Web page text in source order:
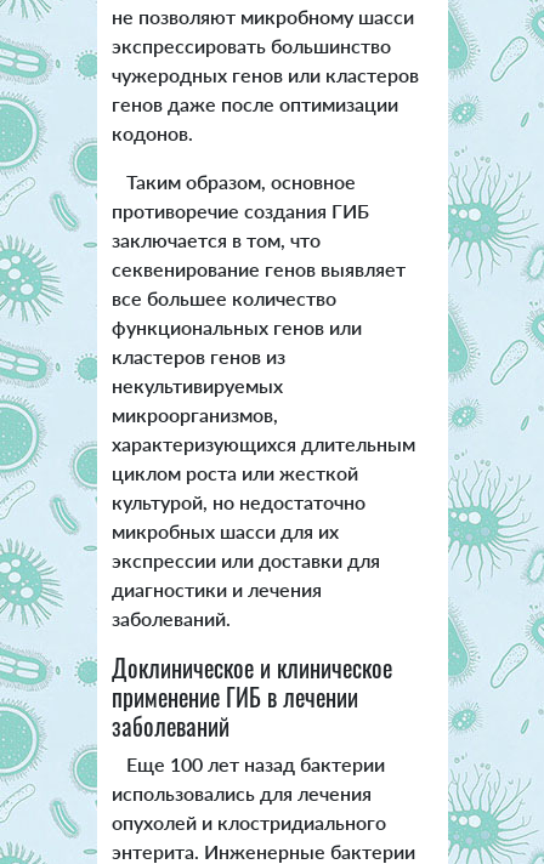
не позволяют микробному шасси
экспрессировать большинство
чужеродных генов или кластеров
генов даже после оптимизации
кодонов.
Таким образом, основное
противоречие создания ГИБ
заключается в том, что
секвенирование генов выявляет
все большее количество
функциональных генов или
кластеров генов из
некультивируемых
микроорганизмов,
характеризующихся длительным
циклом роста или жесткой
культурой, но недостаточно
микробных шасси для их
экспрессии или доставки для
диагностики и лечения
заболеваний.
Доклиническое и клиническое
применение ГИБ в лечении
заболеваний
Еще 100 лет назад бактерии
использовались для лечения
опухолей и клостридиального
энтерита. Инженерные бактерии